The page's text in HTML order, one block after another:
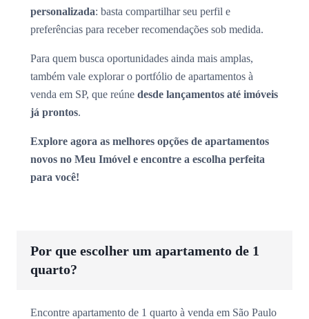
personalizada: basta compartilhar seu perfil e
preferências para receber recomendações sob medida.
Para quem busca oportunidades ainda mais amplas,
também vale explorar o portfólio de apartamentos à
venda em SP, que reúne desde lançamentos até imóveis
já prontos.
Explore agora as melhores opções de apartamentos
novos no Meu Imóvel e encontre a escolha perfeita
para você!
Por que escolher um apartamento de 1
quarto?
Encontre apartamento de 1 quarto à venda em São Paulo